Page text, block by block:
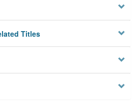
Titles